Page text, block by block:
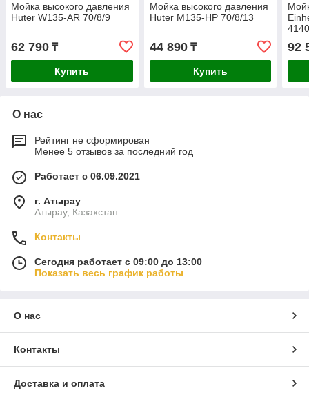
Мойка высокого давления
Huter W135-AR 70/8/9
62 790 ₸
Купить
Мойка высокого давления
Huter M135-HP 70/8/13
44 890₸
Купить
92
О нас
Рейтинг не сформирован
Менее 5 отзывов за последний год
Работает с 06.09.2021
г. Атырау
Атырау, Казахстан
Контакты
Сегодня работает с 09:00 до 13:00
Показать весь график работы
О нас
Контакты
Доставка и оплата